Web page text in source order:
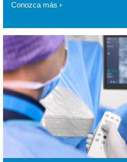
Conozca más